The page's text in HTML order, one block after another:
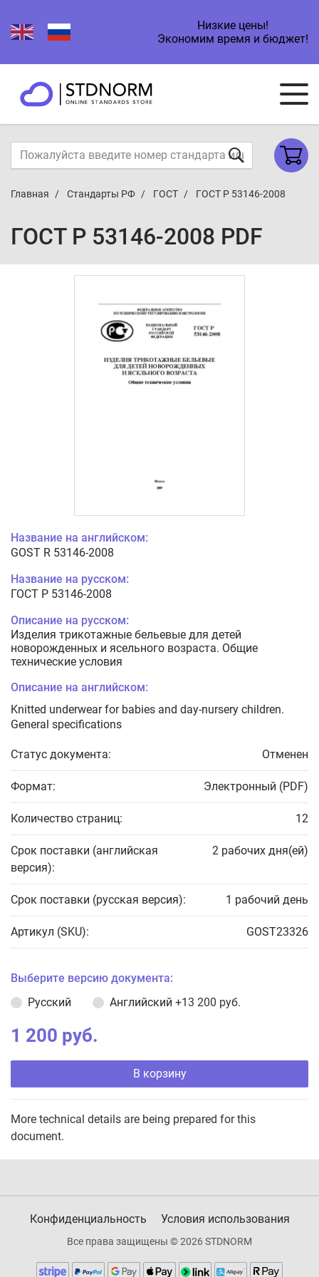
Низкие цены!
Экономим время и бюджет!
Главная Стандарты РФ ГОСТ ГОСТ Р 53146-2008
ГОСТ Р 53146-2008 PDF
Название на английском:
GOST R 53146-2008
Название на русском:
ГОСТ Р 53146-2008
Описание на русском:
Изделия трикотажные бельевые для детей
новорожденных и ясельного возраста. Общие
технические условия
Описание на английском:
Knitted underwear for babies and day-nursery children.
General specifications
Статус документа: Отменен
Формат: Электронный (PDF)
Количество страниц: 12
Срок поставки (английская
версия):
2 рабочих дня(ей)
Срок поставки (русская версия): 1 рабочий день
Артикул (SKU): GOST23326
Выберите версию документа:
Русский
Английский +13 200 руб.
1 200 руб.
В корзину
More technical details are being prepared for this
document.
Конфиденциальность Условия использования
Все права защищены © 2026 STDNORM